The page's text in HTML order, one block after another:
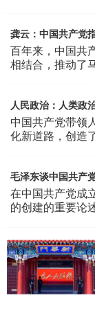
龚云：中国共产党
百年来，中国共
相结合，推动了
人民政治：人类政
中国共产党带领
化新道路，创造
毛泽东谈中国共产
在中国共产党成
的创建的重要论